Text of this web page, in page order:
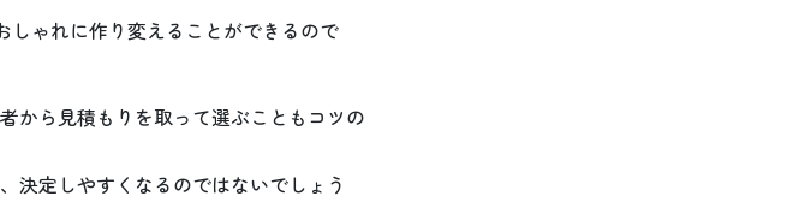
ゃれに作り変えることができるので
から見積もりを取って選ぶこともコツの
決定しやすくなるのではないでしょう